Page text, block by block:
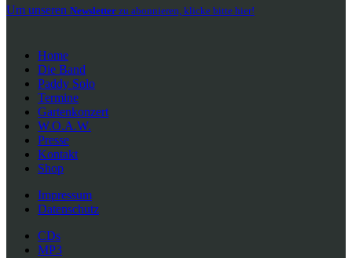
Um unseren Newsletter zu abonnieren, klicke bitte hier!
Home
Die Band
Paddy Solo
Termine
Gartenkonzert
W.O.A.W.
Presse
Kontakt
Shop
Impressum
Datenschutz
CDs
MP3